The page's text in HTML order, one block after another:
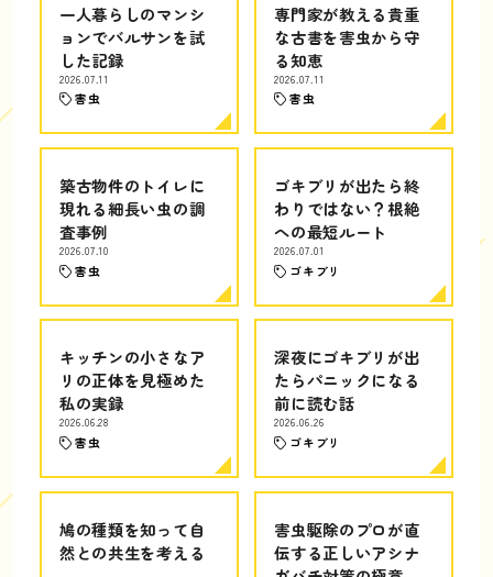
一人暮らしのマンシ
ョンでバルサンを試
した記録
2026.07.11
害虫
専門家が教える貴重
な古書を害虫から守
る知恵
2026.07.11
害虫
築古物件のトイレに
現れる細長い虫の調
査事例
2026.07.10
害虫
ゴキブリが出たら終
わりではない？根絶
への最短ルート
2026.07.01
ゴキブリ
キッチンの小さなア
リの正体を見極めた
私の実録
2026.06.28
害虫
深夜にゴキブリが出
たらパニックになる
前に読む話
2026.06.26
ゴキブリ
鳩の種類を知って自
然との共生を考える
害虫駆除のプロが直
伝する正しいアシナ